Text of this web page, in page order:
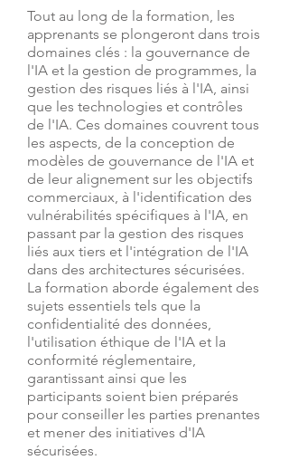
Tout au long de la formation, les
apprenants se plongeront dans trois
domaines clés : la gouvernance de
l'IA et la gestion de programmes, la
gestion des risques liés à l'IA, ainsi
que les technologies et contrôles
de l'IA. Ces domaines couvrent tous
les aspects, de la conception de
modèles de gouvernance de l'IA et
de leur alignement sur les objectifs
commerciaux, à l'identification des
vulnérabilités spécifiques à l'IA, en
passant par la gestion des risques
liés aux tiers et l'intégration de l'IA
dans des architectures sécurisées.
La formation aborde également des
sujets essentiels tels que la
confidentialité des données,
l'utilisation éthique de l'IA et la
conformité réglementaire,
garantissant ainsi que les
participants soient bien préparés
pour conseiller les parties prenantes
et mener des initiatives d'IA
sécurisées.